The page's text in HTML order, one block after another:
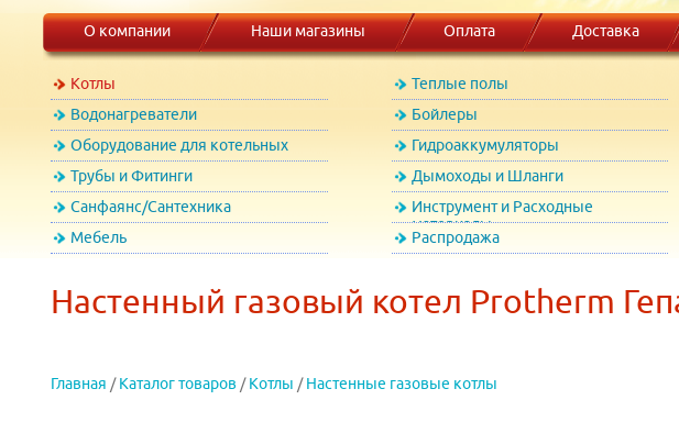
О компании Наши магазины Оплата Доставка
Котлы Теплые полы
Водонагреватели
Бойлеры
Оборудование для котельных
Гидроаккумуляторы
Трубы и Фитинги
Дымоходы и Шланги
Санфаянс/Сантехника
Инструмент и Расходные
материалы
Мебель
Распродажа
Настенный газовый котел Protherm
Главная / Каталог товаров / Котлы / Настенные газовые котлы